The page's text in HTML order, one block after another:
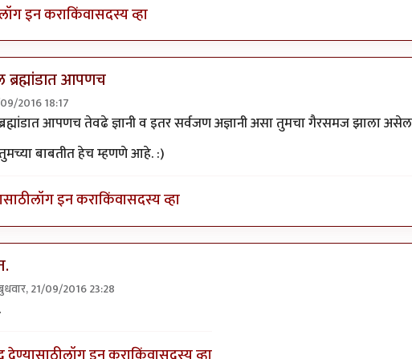
इन कराकिंवासदस्य व्हा
ब्रह्मांडात आपणच
2016 18:17
जण पौरोहित्य करतात.byश्रीगुरुजी
आपणच तेवढे ज्ञानी व इतर सर्वजण अज्ञानी असा तुमचा गैरसमज झाला
बाबतीत हेच म्हणणे आहे. :)
लॉग इन कराकिंवासदस्य व्हा
21/09/2016 23:28